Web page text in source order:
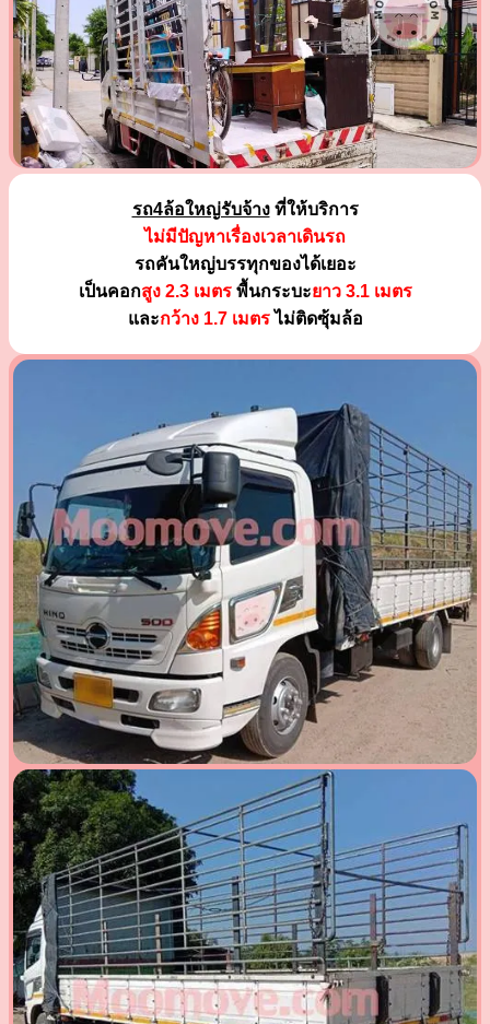
รถ4ล้อใหญ่รับจ้างที่ให้บริการ
ไม่มีปัญหาเรื่องเวลาเดินรถ
รถคันใหญ่บรรทุกของได้เยอะ
เป็นคอกสูง 2.3 เมตรพื้นกระบะยาว 3.1 เมตร
และกว้าง 1.7 เมตรไม่ติดซุ้มล้อ